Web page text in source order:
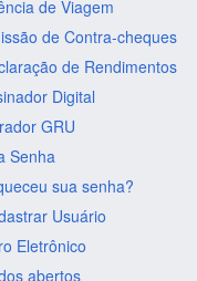
de Viagem
de Contra-cheques
de Rendimentos
Digital
GRU
Senha
sua senha?
Usuário
Eletrônico
abertos